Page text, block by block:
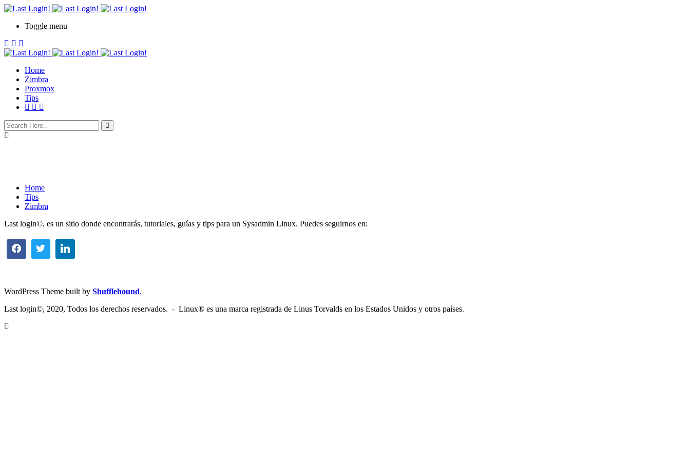
Toggle menu
Home
Zimbra
Proxmox
Tips
Home
Tips
Zimbra
Last login©, es un sitio donde encontrarás, tutoriales, guías y tips para un Sysadmin Linux. Puedes seguirnos en:
WordPress Theme built by Shufflehound.
Last login©, 2020, Todos los derechos reservados. - Linux® es una marca registrada de Linus Torvalds en los Estados Unidos y otros países.